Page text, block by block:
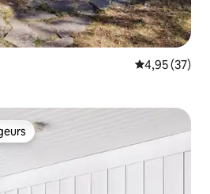
Note
4,95 (37)
parmi les plus aimés